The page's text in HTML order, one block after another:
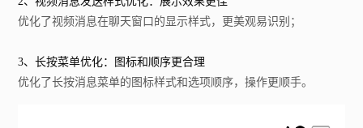
优化了视频消息在聊天窗口的显示样式，更美观易识别；
3、长按菜单优化：图标和顺序更合理
优化了长按消息菜单的图标样式和选项顺序，操作更顺手。